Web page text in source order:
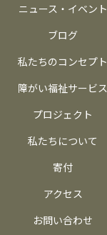
ニュース・イベント
ブログ
私たちのコンセプト
障がい福祉サービス
プロジェクト
私たちについて
寄付
アクセス
お問い合わせ